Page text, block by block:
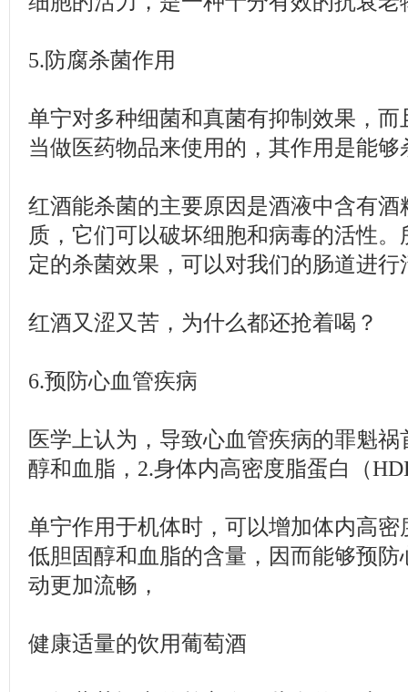
5.防腐杀菌作用
单宁对多种细菌和真菌有抑制效果，
当做医药物品来使用的，其作用是能够
红酒能杀菌的主要原因是酒液中含有
质，它们可以破坏细胞和病毒的活性
定的杀菌效果，可以对我们的肠道进行
红酒又涩又苦，为什么都还抢着喝？
6.预防心血管疾病
医学上认为，导致心血管疾病的罪魁
醇和血脂，2.身体内高密度脂蛋白（
单宁作用于机体时，可以增加体内高
低胆固醇和血脂的含量，因而能够预
动更加流畅，
健康适量的饮用葡萄酒